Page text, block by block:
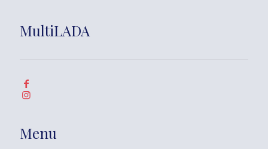
MultiLADA
Menu